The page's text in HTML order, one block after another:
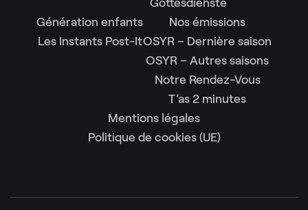
Gottesdienste
Génération enfants
Les Instants Post-It
Nos émissions
OSYR – Dernière saison
OSYR – Autres saisons
Notre Rendez-Vous
T’as 2 minutes
Mentions légales
Politique de cookies (UE)